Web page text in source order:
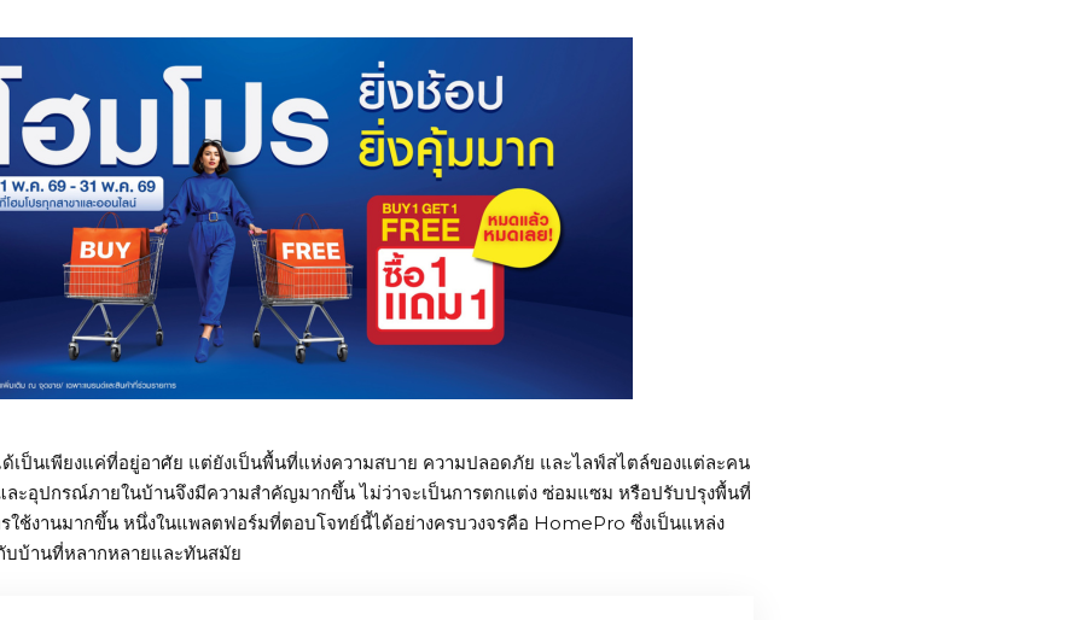
เป็นเพียงแค่ที่อยู่อาศัย แต่ยังเป็นพื้นที่แห่งความสบาย ความปลอดภัย และไลฟ์สไตล์ของแต่ละคน
ละอุปกรณ์ภายในบ้านจึงมีความสำคัญมากขึ้น ไม่ว่าจะเป็นการตกแต่ง ซ่อมแซม หรือปรับปรุงพื้นที่
ใช้งานมากขึ้น หนึ่งในแพลตฟอร์มที่ตอบโจทย์นี้ได้อย่างครบวงจรคือ HomePro ซึ่งเป็นแหล่ง
บบ้านที่หลากหลายและทันสมัย